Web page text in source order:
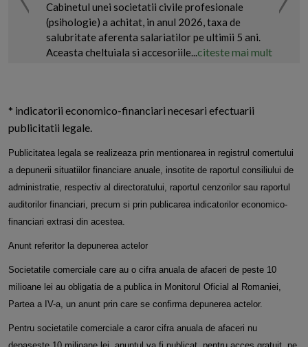
Cabinetul unei societatii civile profesionale
(psihologie) a achitat, in anul 2026, taxa de
salubritate aferenta salariatilor pe ultimii 5 ani.
Aceasta cheltuiala si accesoriile...citeste mai mult
* indicatorii economico-financiari necesari efectuarii
publicitatii legale.
Publicitatea legala se realizeaza prin mentionarea in registrul comertului
a depunerii situatiilor financiare anuale, insotite de raportul consiliului de
administratie, respectiv al directoratului, raportul cenzorilor sau raportul
auditorilor financiari, precum si prin publicarea indicatorilor economico-
financiari extrasi din acestea.
Anunt referitor la depunerea actelor
Societatile comerciale care au o cifra anuala de afaceri de peste 10
milioane lei au obligatia de a publica in Monitorul Oficial al Romaniei,
Partea a IV-a, un anunt prin care se confirma depunerea actelor.
Pentru societatile comerciale a caror cifra anuala de afaceri nu